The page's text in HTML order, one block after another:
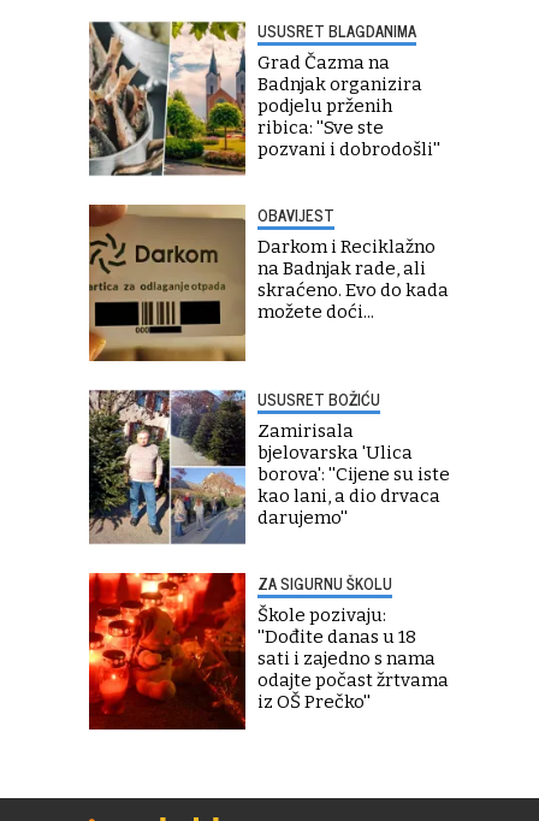
USUSRET BLAGDANIMA
Grad Čazma na
Badnjak organizira
podjelu prženih
ribica: ''Sve ste
pozvani i dobrodošli''
OBAVIJEST
Darkom i Reciklažno
na Badnjak rade, ali
skraćeno. Evo do kada
možete doći...
USUSRET BOŽIĆU
Zamirisala
bjelovarska 'Ulica
borova': ''Cijene su iste
kao lani, a dio drvaca
darujemo''
ZA SIGURNU ŠKOLU
Škole pozivaju:
''Dođite danas u 18
sati i zajedno s nama
odajte počast žrtvama
iz OŠ Prečko''